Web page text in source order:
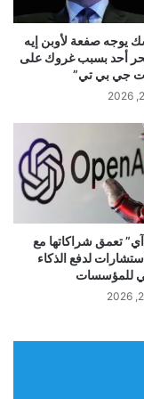
البصرية
المحايدة . يتم
أشعة ليزر مركزة
مثل الفخاخ:
بها في المكان
المشكلة في أن
يوجه صفعة لأوبن إيه
أحد بسبب غروك على
جي بي تي”
آي” تعمق شراكاتها مع
لدفع الذكاء
للمؤسسات